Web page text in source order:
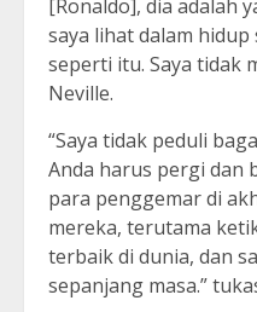
[Ronaldo], dia adalah
saya lihat dalam
seperti itu. Saya tidak
Neville.
“Saya tidak peduli
Anda harus pergi
para penggemar di
mereka, terutama
terbaik di dunia, dan
sepanjang masa.”